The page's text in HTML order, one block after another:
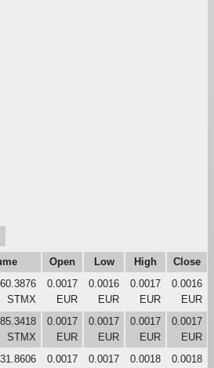
Open Low High
Close
STMX
0.0017
EUR
0.0016
EUR
0.0017
EUR
0.0016
EUR
STMX
0.0017
EUR
0.0017
EUR
0.0017
EUR
0.0017
EUR
0.0017
0.0017
0.0018
0.0018